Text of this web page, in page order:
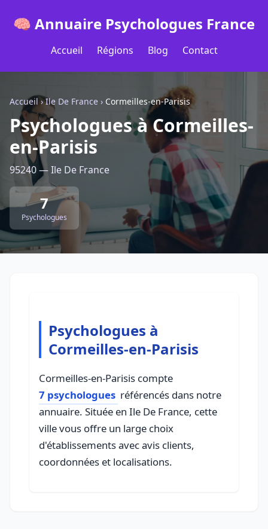
🧠 Annuaire Psychologues France
Accueil Régions Blog Contact
Accueil ›Ile De France › Cormeilles-en-Parisis
Psychologues à Cormeilles-
en-Parisis
95240 — Ile De France
7
Psychologues
Psychologues à
Cormeilles-en-Parisis
Cormeilles-en-Parisis compte
7 psychologues référencés dans notre
annuaire. Située en Ile De France, cette
ville vous offre un large choix
d'établissements avec avis clients,
coordonnées et localisations.